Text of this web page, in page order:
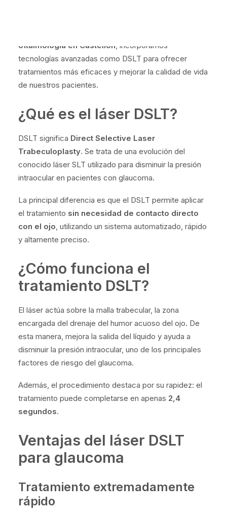
oftalmología en Castellón, incorporamos
tecnologías avanzadas como DSLT para ofrecer
tratamientos más eficaces y mejorar la calidad de vida
de nuestros pacientes.
¿Qué es el láser DSLT?
DSLT significa Direct Selective Laser
Trabeculoplasty. Se trata de una evolución del
conocido láser SLT utilizado para disminuir la presión
intraocular en pacientes con glaucoma.
La principal diferencia es que el DSLT permite aplicar
el tratamiento sin necesidad de contacto directo
con el ojo, utilizando un sistema automatizado, rápido
y altamente preciso.
¿Cómo funciona el
tratamiento DSLT?
El láser actúa sobre la malla trabecular, la zona
encargada del drenaje del humor acuoso del ojo. De
esta manera, mejora la salida del líquido y ayuda a
disminuir la presión intraocular, uno de los principales
factores de riesgo del glaucoma.
Además, el procedimiento destaca por su rapidez: el
tratamiento puede completarse en apenas 2,4
segundos.
Ventajas del láser DSLT
para glaucoma
Tratamiento extremadamente
rápido